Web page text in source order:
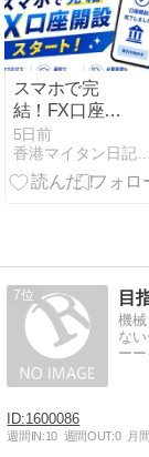
スマホで完
結！FX口座開
設 新サービス
開始です
5日前
香港マイタン日記-海外投資＆グルメ
7 目
機
な
ー
1600086
週間IN:10 週間OUT:0 月